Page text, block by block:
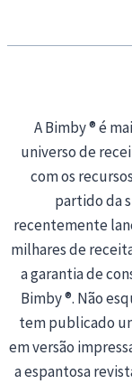
A Bimby ® é
universo de
com os
partido da
recentemente
milhares de
a garantia de
Bimby ®. Não
tem publicado
em versão
a espantosa